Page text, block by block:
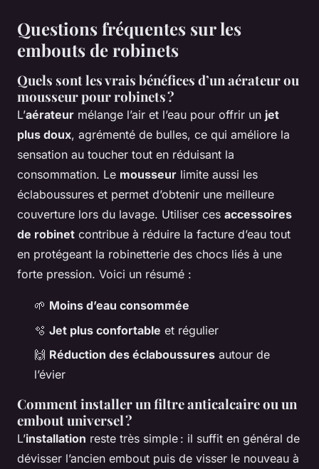
Questions fréquentes sur les
embouts de robinets
Quels sont les vrais bénéfices d’un aérateur ou
mousseur pour robinets ?
L’aérateur mélange l’air et l’eau pour offrir un jet
plus doux, agrémenté de bulles, ce qui améliore la
sensation au toucher tout en réduisant la
consommation. Le mousseur limite aussi les
éclaboussures et permet d’obtenir une meilleure
couverture lors du lavage. Utiliser ces accessoires
de robinet contribue à réduire la facture d’eau tout
en protégeant la robinetterie des chocs liés à une
forte pression. Voici un résumé :
🌱 Moins d’eau consommée
🫧 Jet plus confortable et régulier
🙌 Réduction des éclaboussures autour de
l’évier
Comment installer un filtre anticalcaire ou un
embout universel ?
L’installation reste très simple : il suffit en général de
dévisser l’ancien embout puis de visser le nouveau à